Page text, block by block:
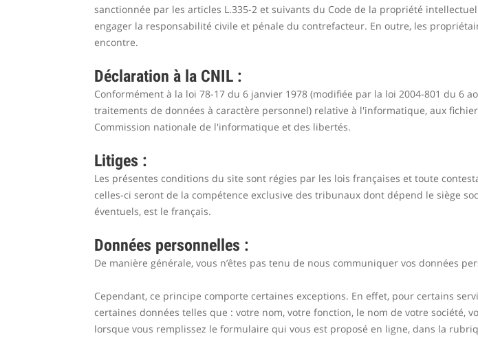
sanctionnée par les articles L.335-2 et suivants du Code de la propriété
engager la responsabilité civile et pénale du contrefacteur. En outre, les
encontre.
Déclaration à la CNIL :
Conformément à la loi 78-17 du 6 janvier 1978 (modifiée par la loi 2004-801 du 6
traitements de données à caractère personnel) relative à l'informatique, aux
Commission nationale de l'informatique et des libertés.
Litiges :
Les présentes conditions du site sont régies par les lois françaises et toute
celles-ci seront de la compétence exclusive des tribunaux dont dépend le siège
éventuels, est le français.
Données personnelles :
De manière générale, vous n’êtes pas tenu de nous communiquer vos données
Cependant, ce principe comporte certaines exceptions. En effet, pour certains
certaines données telles que : votre nom, votre fonction, le nom de votre société,
lorsque vous remplissez le formulaire qui vous est proposé en ligne, dans la